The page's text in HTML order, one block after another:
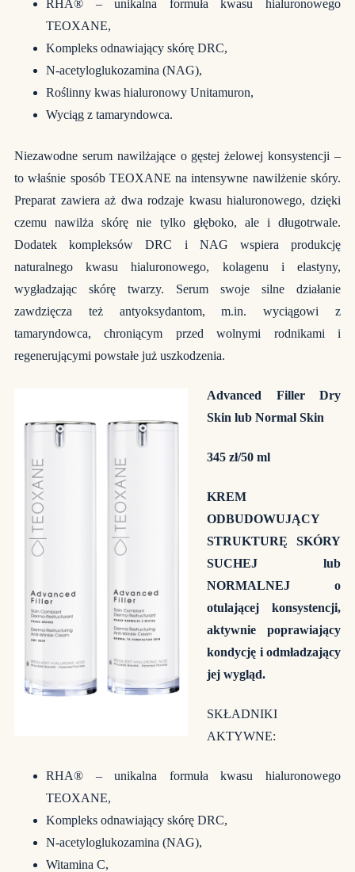
RHA® – unikalna formuła kwasu hialuronowego
TEOXANE,
Kompleks odnawiający skórę DRC,
N-acetyloglukozamina (NAG),
Roślinny kwas hialuronowy Unitamuron,
Wyciąg z tamaryndowca.
Niezawodne serum nawilżające o gęstej żelowej konsystencji –
to właśnie sposób TEOXANE na intensywne nawilżenie skóry.
Preparat zawiera aż dwa rodzaje kwasu hialuronowego, dzięki
czemu nawilża skórę nie tylko głęboko, ale i długotrwale.
Dodatek kompleksów DRC i NAG wspiera produkcję
naturalnego kwasu hialuronowego, kolagenu i elastyny,
wygładzając skórę twarzy. Serum swoje silne działanie
zawdzięcza też antyoksydantom, m.in. wyciągowi z
tamaryndowca, chroniącym przed wolnymi rodnikami i
regenerującymi powstałe już uszkodzenia.
Advanced Filler Dry
Skin lub Normal Skin
345 zł/50 ml
KREM
ODBUDOWUJĄCY
STRUKTURĘ SKÓRY
SUCHEJ lub
NORMALNEJ o
otulającej konsystencji,
aktywnie poprawiający
kondycję i odmładzający
jej wygląd.
SKŁADNIKI
AKTYWNE:
RHA® – unikalna formuła kwasu hialuronowego
TEOXANE,
Kompleks odnawiający skórę DRC,
N-acetyloglukozamina (NAG),
Witamina C,